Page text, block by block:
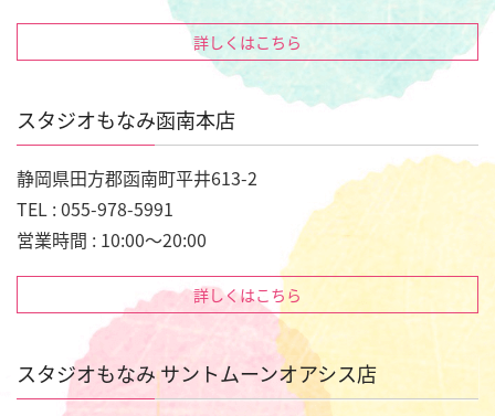
詳しくはこちら
スタジオもなみ函南本店
静岡県田方郡函南町平井613-2
TEL : 055-978-5991
営業時間 : 10:00～20:00
詳しくはこちら
スタジオもなみ サントムーンオアシス店